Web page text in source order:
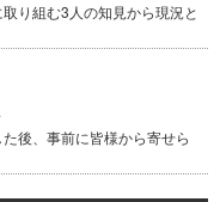
り組む3人の知見から現況と
後、事前に皆様から寄せら